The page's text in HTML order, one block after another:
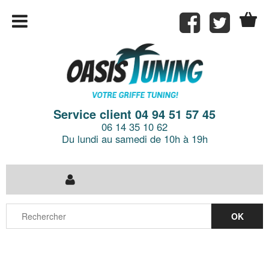
Service client 04 94 51 57 45
06 14 35 10 62
Du lundi au samedi de 10h à 19h